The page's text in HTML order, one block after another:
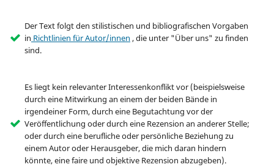
Der Text folgt den stilistischen und bibliografischen Vorgaben
in Richtlinien für Autor/innen , die unter "Über uns" zu finden
sind.
Es liegt kein relevanter Interessenkonflikt vor (beispielsweise
durch eine Mitwirkung an einem der beiden Bände in
irgendeiner Form, durch eine Begutachtung vor der
Veröffentlichung oder durch eine Rezension an anderer Stelle;
oder durch eine berufliche oder persönliche Beziehung zu
einem Autor oder Herausgeber, die mich daran hindern
könnte, eine faire und objektive Rezension abzugeben).